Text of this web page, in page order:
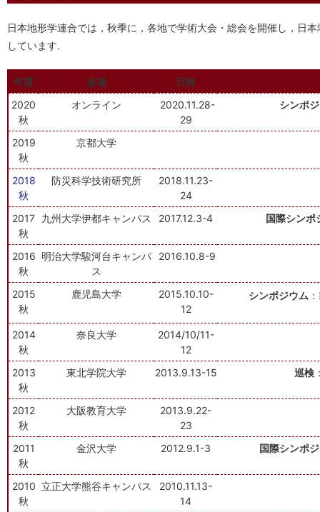
日本地形学連合では，秋季に，各地で学術大会・総会を開催し，日
しています.
年度 会場
日程
2020
秋
オンライン
2020.11.28-
29
シンポ
2019
秋
京都大学
2018
秋
防災科学技術研究所
2018.11.23-
24
2017
秋
九州大学伊都キャンパス 2017.12.3-4 国際シンポ
2016
秋
明治大学駿河台キャンパ
ス
2016.10.8-9
2015
秋
鹿児島大学
2015.10.10-
12
シンポジウム
2014
秋
奈良大学
2014/10/11-
12
2013
秋
東北学院大学 2013.9.13-15 巡検
2012
秋
大阪教育大学
2013.9.22-
23
2011
秋
金沢大学 2012.9.1-3 国際シンポ
2010
秋
立正大学熊谷キャンパス
2010.11.13-
14